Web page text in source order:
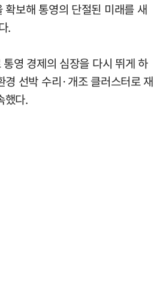
확보해 통영의 단절된 미래를 새
.
영 경제의 심장을 다시 뛰게 하
경 선박 수리·개조 클러스터로 재
했다.